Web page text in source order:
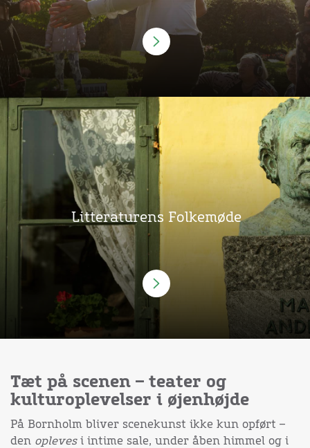
Litteraturens Folkemøde
Tæt på scenen – teater og
kulturoplevelser i øjenhøjde
På Bornholm bliver scenekunst ikke kun opført –
den oplevesi intime sale, under åben himmel og i